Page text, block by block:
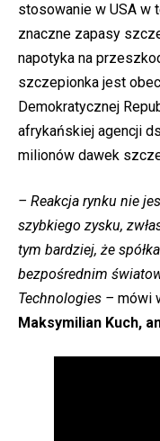
stosowanie w USA w
znaczne zapasy
napotyka na
szczepionka jest
Demokratycznej
afrykańskiej agencji
milionów dawek
– Reakcja rynku nie
szybkiego zysku,
tym bardziej, że
bezpośrednim
Technologies – mówi
Maksymilian Kuch,